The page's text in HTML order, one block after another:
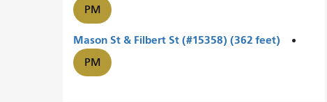
PM
Mason St & Filbert St (#15358) (362 feet)
PM